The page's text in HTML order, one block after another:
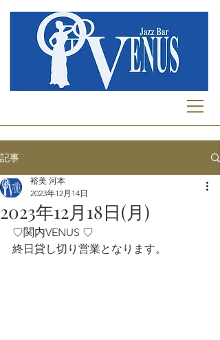
記事
2023年12月18日(月)
裕美 河本
2023年12月14日
♡関内VENUS ♡
終日貸し切り営業となります。